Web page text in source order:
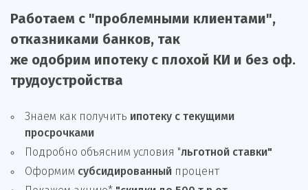
Работаем с "проблемными клиентами",
отказниками банков, так
же одобрим ипотеку с плохой КИ и без оф.
трудоустройства
Знаем как получить ипотеку с текущими
просрочками
Подробно объясним условия "льготной ставки"
Оформим субсидированный процент